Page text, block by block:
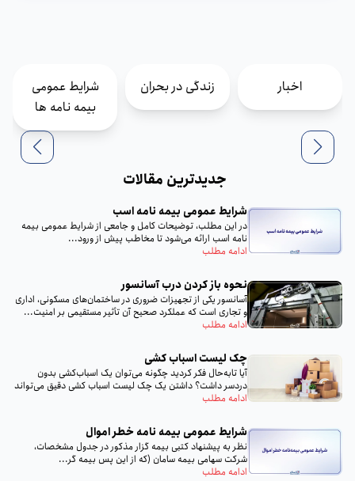
اخبار زندگی در بحران
شرایط عمومی
بیمه نامه ها
جدیدترین مقالات
شرایط عمومی بیمه نامه اسب
در این مطلب، توضیحات کامل و جامعی از شرایط عمومی بیمه
نامه اسب ارائه می‌شود تا مخاطب پیش از ورود...
ادامه مطلب
نحوه باز کردن درب آسانسور
آسانسور یکی از تجهیزات ضروری در ساختمان‌های مسکونی، اداری
و تجاری است که عملکرد صحیح آن تأثیر مستقیمی بر امنیت...
ادامه مطلب
چک لیست اسباب‌ کشی
آیا تا‌به‌حال فکر کردید چگونه می‌توان یک اسباب‌کشی بدون
دردسر داشت؟ داشتن یک چک لیست اسباب‌ کشی دقیق می‌تواند
تمام...
ادامه مطلب
شرایط عمومی بیمه‌ نامه خطر اموال
نظر به پيشنهاد كتبى بيمه گزار مذكور در جدول مشخصات،
شركت سهامى بيمه سامان (كه از اين پس بيمه گر...
ادامه مطلب